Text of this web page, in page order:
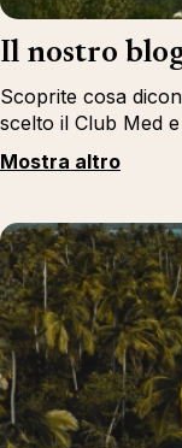
Il nostro
Scoprite cosa
scelto il Club Med
Mostra altro